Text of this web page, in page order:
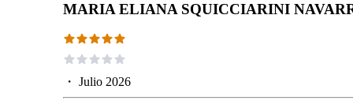
MARIA ELIANA SQUICCIARINI
・ Julio 2026